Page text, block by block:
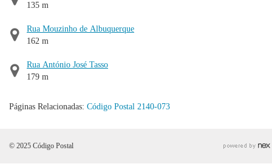
135 m
Rua Mouzinho de Albuquerque
162 m
Rua António José Tasso
179 m
Páginas Relacionadas: Código Postal 2140-073
© 2025 Código Postal